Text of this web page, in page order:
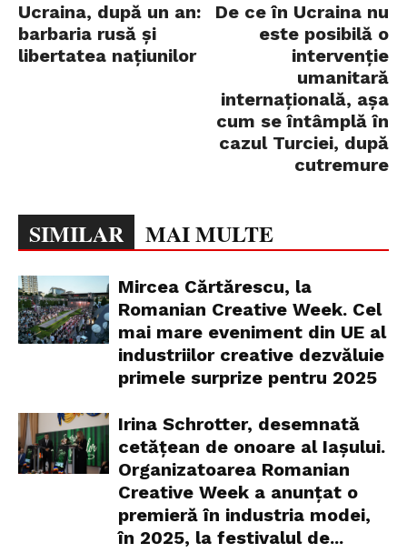
Ucraina, după un an:
barbaria rusă şi
libertatea naţiunilor
De ce în Ucraina nu
este posibilă o
intervenție
umanitară
internațională, așa
cum se întâmplă în
cazul Turciei, după
cutremure
SIMILAR MAI MULTE
Mircea Cărtărescu, la
Romanian Creative Week. Cel
mai mare eveniment din UE al
industriilor creative dezvăluie
primele surprize pentru 2025
Irina Schrotter, desemnată
cetățean de onoare al Iașului.
Organizatoarea Romanian
Creative Week a anunțat o
premieră în industria modei,
în 2025, la festivalul de...